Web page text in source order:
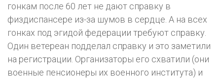
гонкам после 60 лет не дают справку в
физдиспансере из-за шумов в сердце. А на всех
гонках под эгидой федерации требуют справку.
Один ветереан подделал справку и это заметили
на регистрации. Организаторы его схватили (они
военные пенсионеры их военного института) и